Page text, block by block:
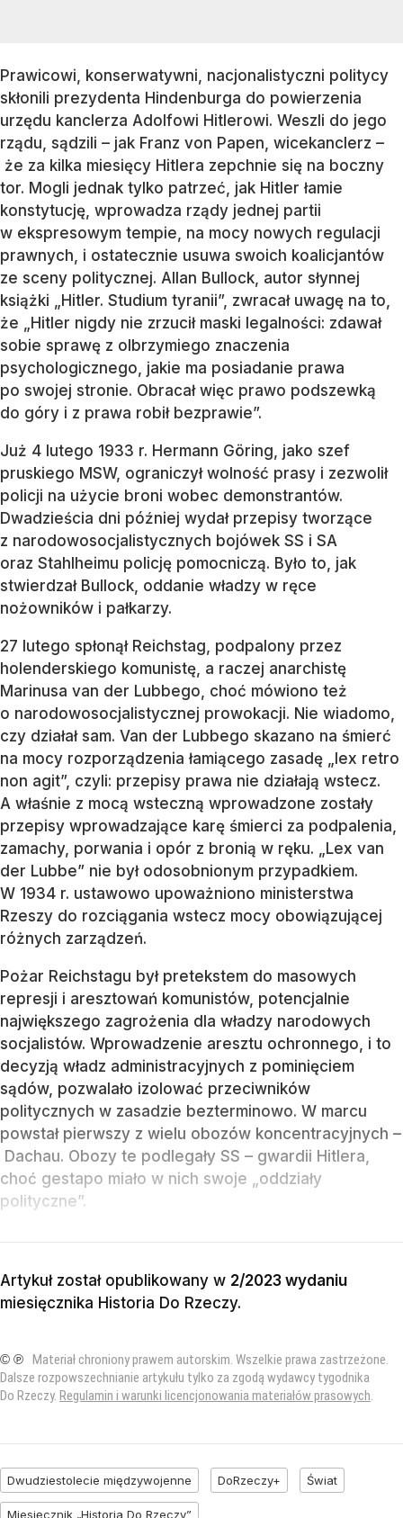
Prawicowi, konserwatywni, nacjonalistyczni politycy
skłonili prezydenta Hindenburga do powierzenia
urzędu kanclerza Adolfowi Hitlerowi. Weszli do jego
rządu, sądzili – jak Franz von Papen, wicekanclerz –
że za kilka miesięcy Hitlera zepchnie się na boczny
tor. Mogli jednak tylko patrzeć, jak Hitler łamie
konstytucję, wprowadza rządy jednej partii
w ekspresowym tempie, na mocy nowych regulacji
prawnych, i ostatecznie usuwa swoich koalicjantów
ze sceny politycznej. Allan Bullock, autor słynnej
książki „Hitler. Studium tyranii”, zwracał uwagę na to,
że „Hitler nigdy nie zrzucił maski legalności: zdawał
sobie sprawę z olbrzymiego znaczenia
psychologicznego, jakie ma posiadanie prawa
po swojej stronie. Obracał więc prawo podszewką
do góry i z prawa robił bezprawie”.
Już 4 lutego 1933 r. Hermann Göring, jako szef
pruskiego MSW, ograniczył wolność prasy i zezwolił
policji na użycie broni wobec demonstrantów.
Dwadzieścia dni później wydał przepisy tworzące
z narodowosocjalistycznych bojówek SS i SA
oraz Stahlheimu policję pomocniczą. Było to, jak
stwierdzał Bullock, oddanie władzy w ręce
nożowników i pałkarzy.
27 lutego spłonął Reichstag, podpalony przez
holenderskiego komunistę, a raczej anarchistę
Marinusa van der Lubbego, choć mówiono też
o narodowosocjalistycznej prowokacji. Nie wiadomo,
czy działał sam. Van der Lubbego skazano na śmierć
na mocy rozporządzenia łamiącego zasadę „lex retro
non agit”, czyli: przepisy prawa nie działają wstecz.
A właśnie z mocą wsteczną wprowadzone zostały
przepisy wprowadzające karę śmierci za podpalenia,
zamachy, porwania i opór z bronią w ręku. „Lex van
der Lubbe” nie był odosobnionym przypadkiem.
W 1934 r. ustawowo upoważniono ministerstwa
Rzeszy do rozciągania wstecz mocy obowiązującej
różnych zarządzeń.
Pożar Reichstagu był pretekstem do masowych
represji i aresztowań komunistów, potencjalnie
największego zagrożenia dla władzy narodowych
socjalistów. Wprowadzenie aresztu ochronnego, i to
decyzją władz administracyjnych z pominięciem
sądów, pozwalało izolować przeciwników
politycznych w zasadzie bezterminowo. W marcu
powstał pierwszy z wielu obozów koncentracyjnych –
Dachau. Obozy te podlegały SS – gwardii Hitlera,
choć gestapo miało w nich swoje „oddziały
polityczne”.
Artykuł został opublikowany w 2/2023 wydaniu
miesięcznika Historia Do Rzeczy.
© ℗ Materiał chroniony prawem autorskim. Wszelkie prawa zastrzeżone.
Dalsze rozpowszechnianie artykułu tylko za zgodą wydawcy tygodnika
Do Rzeczy. Regulamin i warunki licencjonowania materiałów prasowych.
Dwudziestolecie międzywojenne DoRzeczy+ Świat
Miesięcznik „Historia Do Rzeczy”